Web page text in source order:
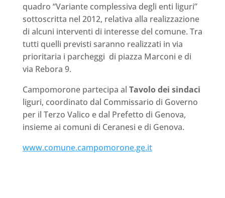
quadro “Variante complessiva degli enti liguri”
sottoscritta nel 2012, relativa alla realizzazione
di alcuni interventi di interesse del comune. Tra
tutti quelli previsti saranno realizzati in via
prioritaria i parcheggi di piazza Marconi e di
via Rebora 9.
Campomorone partecipa al Tavolo dei sindaci
liguri, coordinato dal Commissario di Governo
per il Terzo Valico e dal Prefetto di Genova,
insieme ai comuni di Ceranesi e di Genova.
www.comune.campomorone.ge.it